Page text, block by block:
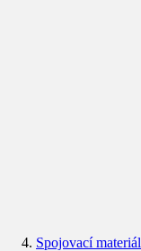
Spojovací materiál